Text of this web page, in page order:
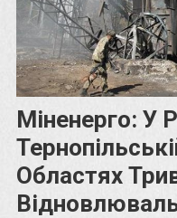
Міненерго: У
Областях